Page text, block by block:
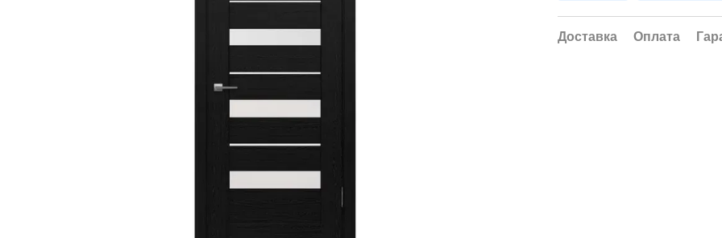
Доставка Оплата